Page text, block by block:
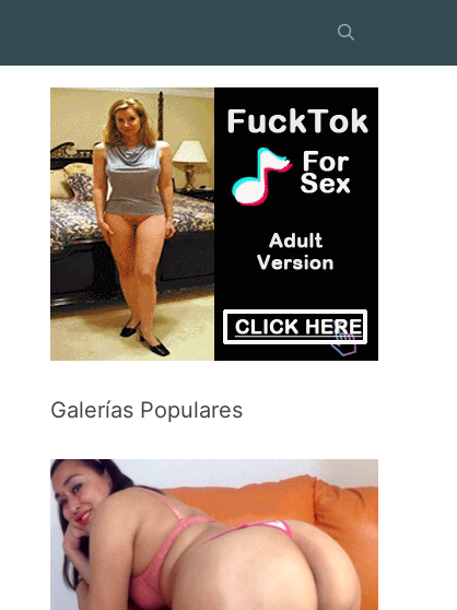
Galerías Populares